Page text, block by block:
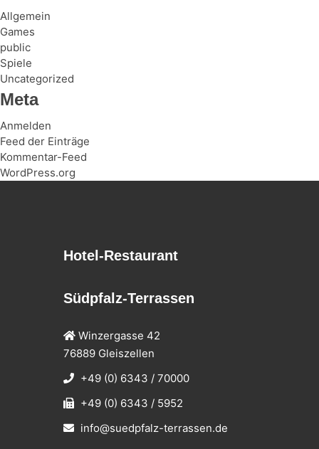
Allgemein
Games
public
Spiele
Uncategorized
Meta
Anmelden
Feed der Einträge
Kommentar-Feed
WordPress.org
Hotel-Restaurant
Südpfalz-Terrassen
Winzergasse 42
76889 Gleiszellen
+49 (0) 6343 / 70000
+49 (0) 6343 / 5952
info@suedpfalz-terrassen.de